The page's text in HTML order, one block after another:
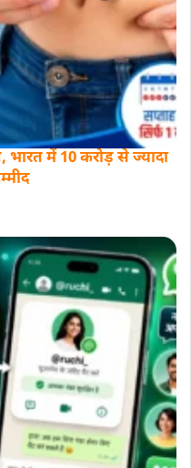
में 10 करोड़ से ज्यादा